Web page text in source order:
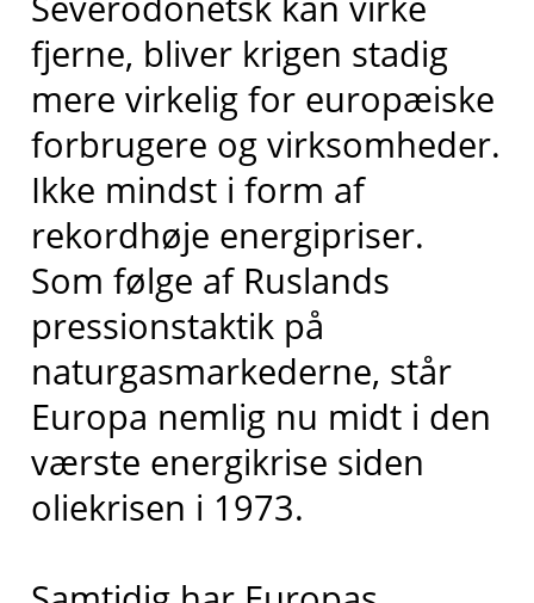
fjerne, bliver krigen stadig
mere virkelig for europæiske
forbrugere og virksomheder.
Ikke mindst i form af
rekordhøje energipriser.
Som følge af Ruslands
pressionstaktik på
naturgasmarkederne, står
Europa nemlig nu midt i den
værste energikrise siden
oliekrisen i 1973.